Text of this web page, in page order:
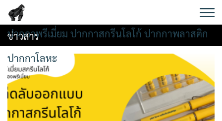
content
ปากกาพรีเมี่ยม ปากกาสกรีนโลโก้ ปากกาพลาสติก
ปากกาโลหะ
ข่าวสาร